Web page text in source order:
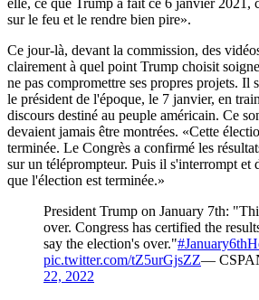
elle, ce que Trump a fait ce 6 janvier 2021,
sur le feu et le rendre bien pire».
Ce jour-là, devant la commission, des
clairement à quel point Trump choisit
ne pas compromettre ses propres projets. Il
le président de l'époque, le 7 janvier, en
discours destiné au peuple américain. Ce
devaient jamais être montrées. «Cette
terminée. Le Congrès a confirmé les
sur un téléprompteur. Puis il s'interrompt et
que l'élection est terminée.»
President Trump on January 7th:
over. Congress has certified the
say the election's over."
pic.twitter.com/tZ5urGjsZZ—
22, 2022